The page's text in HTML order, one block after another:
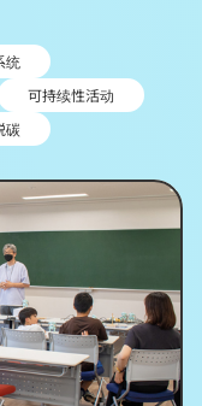
统
可持续性活动
碳